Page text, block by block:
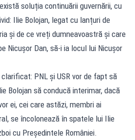
soluția continuării guvernării, cu
Ilie Bolojan, legat cu lanțuri de
și de ce vreți dumneavoastră și care
Nicușor Dan, să-i ia locul lui Nicușor
PNL și USR vor de fapt să
Bolojan să conducă interimar, dacă
ei, cei care astăzi, membri ai
se încolonează în spatele lui Ilie
cu Președintele României.